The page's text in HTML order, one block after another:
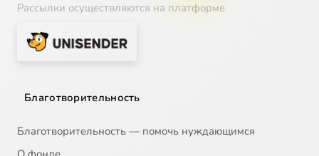
Рассылки осуществляются на платформе
Благотворительность
Благотворительность — помочь нуждающимся